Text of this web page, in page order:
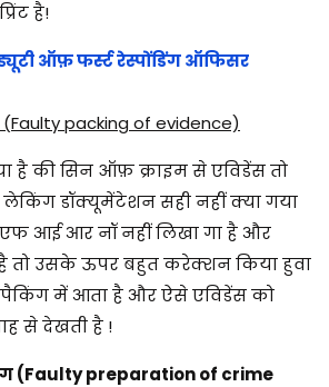
है!
ऑफ़ फर्स्ट रेस्पोंडिंग ऑफिसर
packing of evidence)
है की सिन ऑफ़ क्राइम से एविडेंस तो
लेकिंग डॉक्यूमेंटेशन सही नहीं क्या गया
आई आर नॉ नहीं लिखा गा है और
तो उसके ऊपर बहुत करेक्शन किया हुवा
में आता है और ऐसे एविडेंस को
से देखती है !
(Faulty preparation of crime